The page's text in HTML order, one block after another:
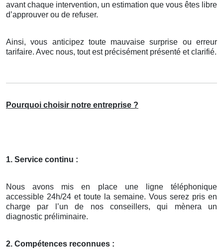
avant chaque intervention, un estimation que vous êtes libre
d’approuver ou de refuser.
Ainsi, vous anticipez toute mauvaise surprise ou erreur
tarifaire. Avec nous, tout est précisément présenté et clarifié.
Pourquoi choisir notre entreprise ?
1. Service continu :
Nous avons mis en place une ligne téléphonique
accessible 24h/24 et toute la semaine. Vous serez pris en
charge par l’un de nos conseillers, qui mènera un
diagnostic préliminaire.
2. Compétences reconnues :